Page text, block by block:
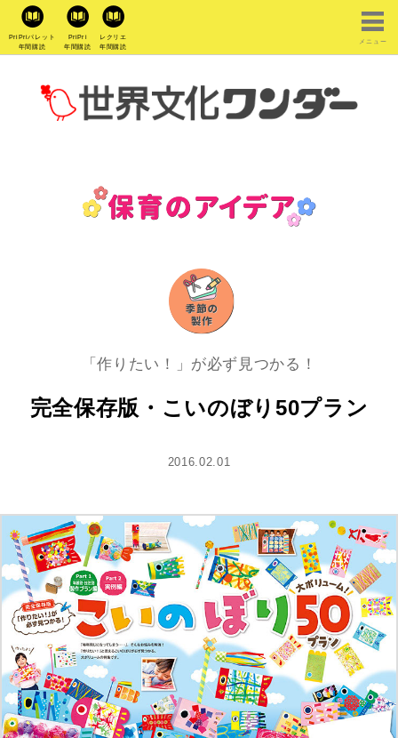
PriPriパレット
年間購読
PriPri
年間購読
レクリエ
年間購読
メニュー
「作りたい！」が必ず見つかる！
完全保存版・こいのぼり50プラン
2016.02.01